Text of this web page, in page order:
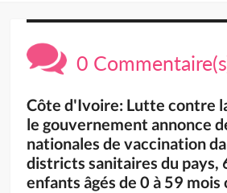
0
Côte d'Ivoire: Lutte contre
le gouvernement annonce
nationales de vaccination
districts sanitaires du pays,
enfants âgés de 0 à 59 mois